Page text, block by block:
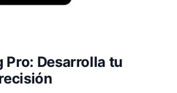
Pro: Desarrolla tu